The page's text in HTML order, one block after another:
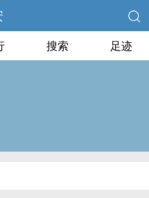
搜索 足迹